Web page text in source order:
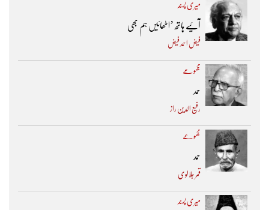
میری پسند
آئیے ہاتھ ’اٹھائیں ہم بھی
فیض احمد فیض
مجموعے
حمد
رفیع الدین راز
مجموعے
حمد
قمر جلالوی
میری پسند